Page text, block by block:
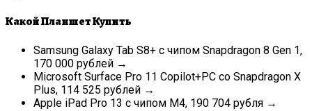
Какой Планшет Купить
Samsung Galaxy Tab S8+ с чипом Snapdragon 8 Gen 1,
170 000 рублей →
Microsoft Surface Pro 11 Copilot+PC со Snapdragon X
Plus, 114 525 рублей →
Apple iPad Pro 13 с чипом M4, 190 704 рубля →